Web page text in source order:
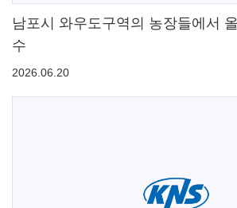
남포시 와우도구역의 농장들에서
수
2026.06.20